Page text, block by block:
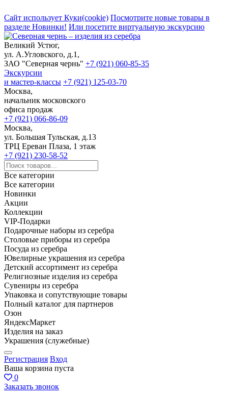
Сайт использует Куки(cookie) Посмотрите новые товары в
разделе Новинки! Или посетите виртуальную экскурсию
Великий Устюг,
ул. А.Угловского, д.1,
ЗАО "Северная чернь" +7 (921) 060-85-35
Экскурсии
и мастер-классы +7 (921) 125-03-70
Москва,
начальник московского
офиса продаж
+7 (921) 066-86-09
Москва,
ул. Большая Тульская, д.13
ТРЦ Ереван Плаза, 1 этаж
+7 (921) 230-58-52
Все категории
Все категории
Новинки
Акции
Коллекции
VIP-Подарки
Подарочные наборы из серебра
Столовые приборы из серебра
Посуда из серебра
Ювелирные украшения из серебра
Детский ассортимент из серебра
Религиозные изделия из серебра
Сувениры из серебра
Упаковка и сопутствующие товары
Полный каталог для партнеров
Озон
ЯндексМаркет
Изделия на заказ
Украшения (служебные)
Регистрация Вход
Ваша корзина пуста
0
Заказать звонок